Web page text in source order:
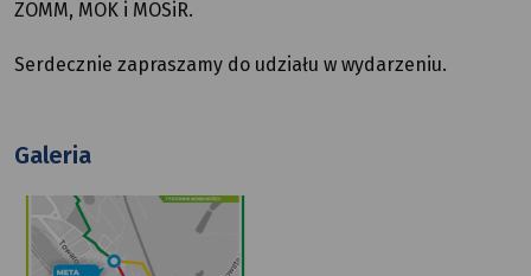
ZOMM, MOK i MOSiR.
Serdecznie zapraszamy do udziału w wydarzeniu.
Galeria
Mapa
przedstawiająca
wszystkie